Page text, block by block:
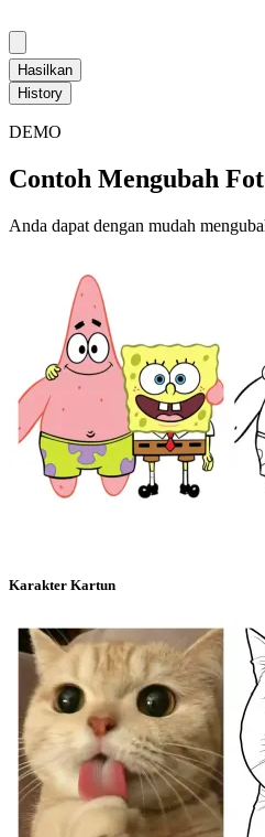
Hasilkan
History
DEMO
Contoh Mengubah
Anda dapat dengan mudah
Karakter Kartun